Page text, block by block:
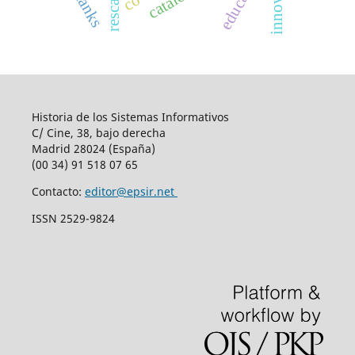
Historia de los Sistemas Informativos
C/ Cine, 38, bajo derecha
Madrid 28024 (España)
(00 34) 91 518 07 65
Contacto: editor@epsir.net
ISSN 2529-9824